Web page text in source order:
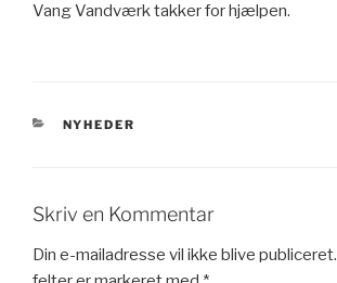
Vang Vandværk takker for hjælpen.
KATEGORIER
NYHEDER
Skriv en Kommentar
Din e-mailadresse vil ikke blive publiceret.